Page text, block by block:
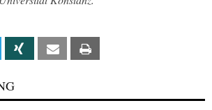
Linkedin Xing Email